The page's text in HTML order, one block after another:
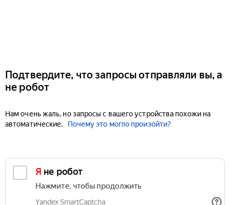
Подтвердите, что запросы отправляли вы, а
не робот
Нам очень жаль, но запросы с вашего устройства похожи на
автоматические.
Почему это могло произойти?
Я не робот
Нажмите, чтобы продолжить
Yandex SmartCaptcha